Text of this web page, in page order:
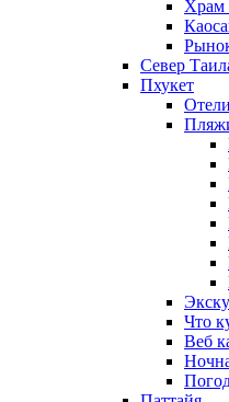
Храм
Север
Пхукет
Что
Веб